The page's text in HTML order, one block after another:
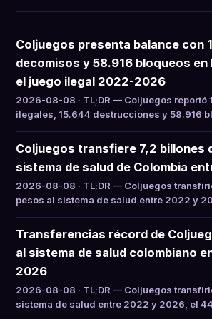
Coljuegos presenta balance con
decomisos y 58.916 bloqueos en
el juego ilegal 2022-2026
2026-08-08 · TL;DR — Coljuegos reportó
ilegales, 15.644 destrucciones y 58.916
Coljuegos transfiere 7,2 billones
sistema de salud de Colombia
2026-08-08 · TL;DR — Coljuegos
pesos al sistema de salud entre 2022 y
Transferencias récord de
al sistema de salud colombiano
2026
2026-08-08 · TL;DR — Coljuegos
sistema de salud entre 2022 y 2026, el